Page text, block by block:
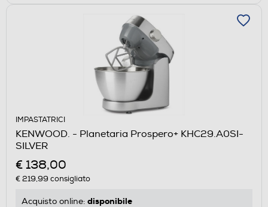
IMPASTATRICI
KENWOOD. - Planetaria Prospero+ KHC29.A0SI-
SILVER
€ 138,00
€ 219,99 consigliato
Acquisto online: disponibile